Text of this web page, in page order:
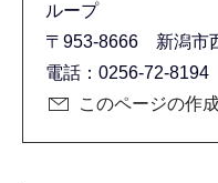
ループ
〒953-8666 新潟市
電話：0256-72-
このページの作